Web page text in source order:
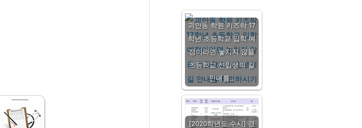
괴안동 학원 키즈락 17
학년 초등학교 입학 예
정이라면 놓치지 않을
초등학교 신입생의 길
안내를…
[2020학년도 수시] 경